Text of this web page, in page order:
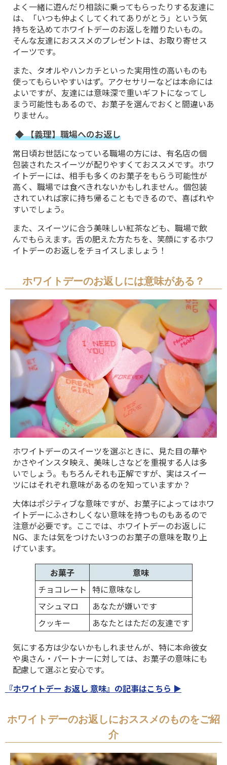
よく一緒に遊んだり相談に乗ってもらったりする友達に
は、「いつも仲よくしてくれてありがとう」という気
持ちを込めてホワイトデーのお返しを贈りたいもの。
そんな友達におススメのプレゼントは、お取り寄せス
イーツです。
また、タオルやハンカチといった実用性の高いものも
使ってもらいやすいはず。アクセサリーなどは本命には
よいですが、友達には意味深で重いギフトになってし
まう可能性もあるので、お菓子を選んでおくと間違いあ
りません。
◆ 【義理】職場へのお返し
常日頃お世話になっている職場の方には、有名店の個
包装されたスイーツが配りやすくておススメです。ホワ
イトデーには、相手も多くのお菓子をもらう可能性が
高く、職場では食べきれないかもしれません。個包装
されていれば家に持ち帰ることもできるので、喜ばれや
すいでしょう。
また、スイーツに合う美味しい紅茶なども、職場で飲
んでもらえます。舌の肥えた方たちを、笑顔にするホワ
イトデーのお返しをチョイスしましょう！
ホワイトデーのお返しには意味がある？
ホワイトデーのスイーツを選ぶときに、見た目の華や
かさやインスタ映え、美味しさなどを重視する人は多
いでしょう。もちろんそれも正解ですが、実はスイー
ツにはそれぞれ意味があるのを知っていますか？
大体はポジティブな意味ですが、お菓子によってはホワ
イトデーにふさわしくない意味を持つものもあるので
注意が必要です。ここでは、ホワイトデーのお返しに
NG、または気をつけたい3つのお菓子の意味を取り上
げています。
お菓子
意味
チョコレート 特に意味なし
マシュマロ
あなたが嫌いです
クッキー
あなたとはただの友達です
気にする方は少ないかもしれませんが、特に本命彼女
や奥さん・パートナーに対しては、お菓子の意味にも
配慮して選ぶと安心です。
『ホワイトデー お返し 意味』の記事はこちら ▶
ホワイトデーのお返しにおススメのものをご紹
介